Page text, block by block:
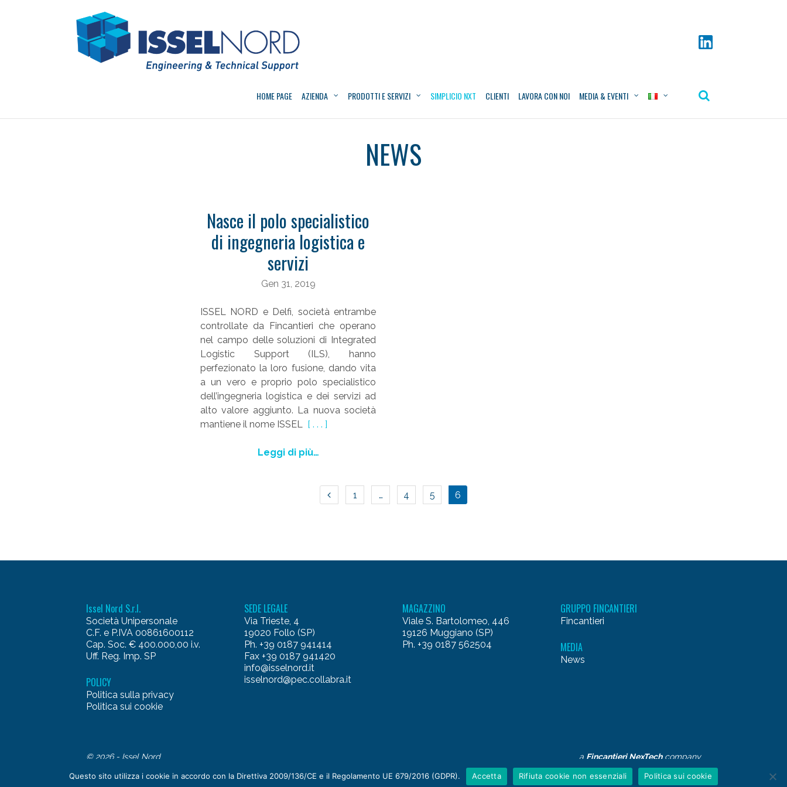
HOME PAGE AZIENDA PRODOTTI E SERVIZI SIMPLICIO NXT CLIENTI LAVORA CON NOI MEDIA & EVENTI
NEWS
Nasce il polo specialistico
di ingegneria logistica e
servizi
Gen 31, 2019
ISSEL NORD e Delfi, società entrambe
controllate da Fincantieri che operano
nel campo delle soluzioni di Integrated
Logistic Support (ILS), hanno
perfezionato la loro fusione, dando vita
a un vero e proprio polo specialistico
dell’ingegneria logistica e dei servizi ad
alto valore aggiunto. La nuova società
mantiene il nome ISSEL [ . . . ]
Leggi di più…
NAVIGAZIONE
1 … 4 5 6
Issel Nord S.r.l.
Società Unipersonale
C.F. e P.IVA 00861600112
Cap. Soc. € 400.000,00 i.v.
Uff. Reg. Imp. SP
POLICY
Politica sulla privacy
Politica sui cookie
SEDE LEGALE
Via Trieste, 4
19020 Follo (SP)
Ph. +39 0187 941414
Fax +39 0187 941420
info@isselnord.it
isselnord@pec.collabra.it
MAGAZZINO
Viale S. Bartolomeo, 446
19126 Muggiano (SP)
Ph. +39 0187 562504
GRUPPO FINCANTIERI
Fincantieri
MEDIA
News
© 2026 - Issel Nord a Fincantieri NexTechcompany
Questo sito utilizza i cookie in accordo con la Direttiva 2009/136/CE e il Regolamento UE 679/2016 (GDPR). Accetta Rifiuta cookie non essenziali Politica sui cookie